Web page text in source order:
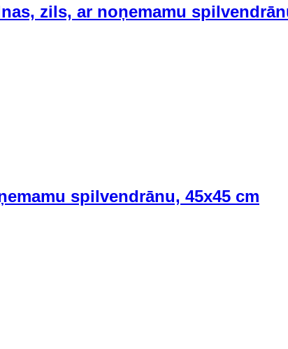
zils, ar noņemamu
spilvendrānu, 45x45 cm